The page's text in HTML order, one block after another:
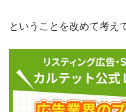
ということを改めて考え